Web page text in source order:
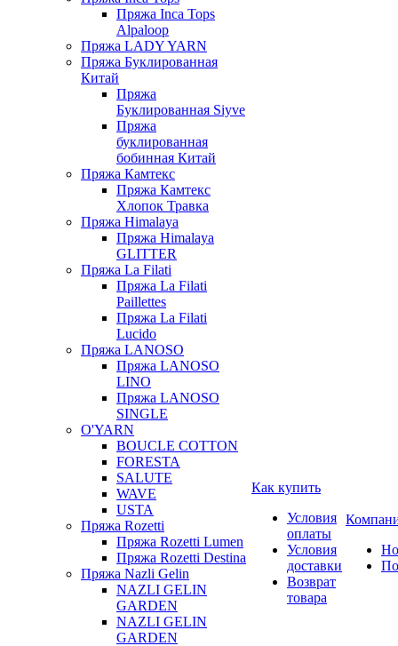
Пряжа Inca Tops
Alpaloop
Пряжа LADY YARN
Пряжа Буклированная
Китай
Пряжа
Буклированная Siyve
Пряжа
буклированная
бобинная Китай
Пряжа Камтекс
Пряжа Камтекс
Хлопок Травка
Пряжа Himalaya
Пряжа Himalaya
GLITTER
Пряжа La Filati
Пряжа La Filati
Paillettes
Пряжа La Filati
Lucido
Пряжа LANOSO
Пряжа LANOSO
LINO
Пряжа LANOSO
SINGLE
O'YARN
BOUCLE COTTON
FORESTA
SALUTE
WAVE
USTA
Пряжа Rozetti
Пряжа Rozetti Lumen
Пряжа Rozetti Destina
Пряжа Nazli Gelin
NAZLI GELIN
GARDEN
NAZLI GELIN
GARDEN
Как купить
Условия
оплаты
Условия
доставки
Возврат
товара